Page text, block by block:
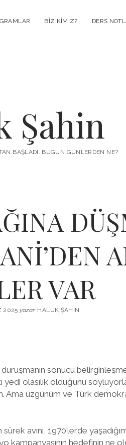
BIZ KIMIZ? DERS
Şahin
BAŞLADI. BUGÜN GÜNLERDEN NE?
VAR
2025yazar: HALUK ŞAHIN
duruşmanın sonucu
olasılık olduğunu
üzgünüm ve Türk
avını, 1970’lerde
kampanyasının hedefinin ne